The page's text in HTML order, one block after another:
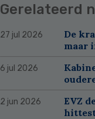
Gerelateerd
27 jul 2026
De
maar
6 jul 2026
2 jun 2026
EVZ